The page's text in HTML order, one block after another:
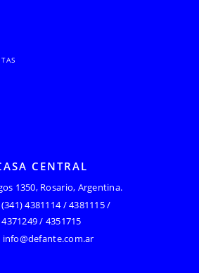
CENTRAL
1350, Rosario, Argentina.
4381114 / 4381115 /
4371249 / 4351715
info@defante.com.ar